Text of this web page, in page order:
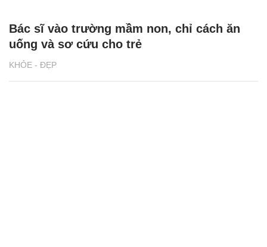
KHỎE - ĐẸP
Bác sĩ vào trường mầm non, chỉ cách ăn
uống và sơ cứu cho trẻ